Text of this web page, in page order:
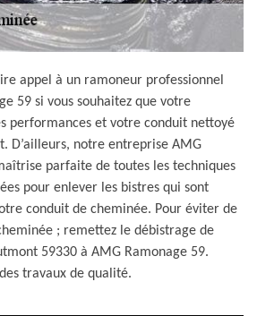
appel à un ramoneur professionnel
59 si vous souhaitez que votre
performances et votre conduit nettoyé
D’ailleurs, notre entreprise AMG
parfaite de toutes les techniques
pour enlever les bistres qui sont
conduit de cheminée. Pour éviter de
; remettez le débistrage de
59330 à AMG Ramonage 59.
travaux de qualité.